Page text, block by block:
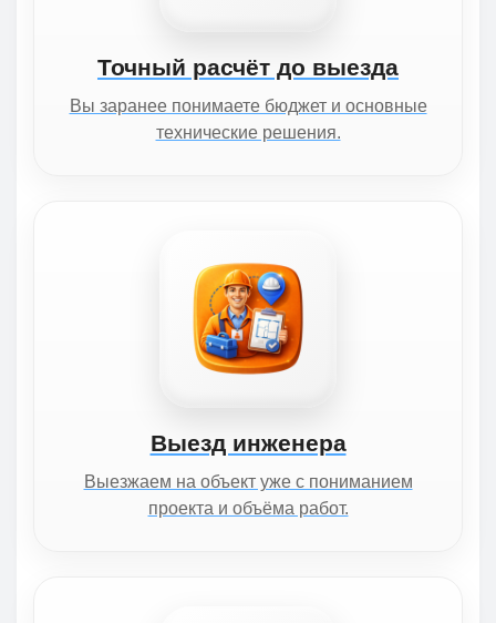
Точный расчёт до выезда
Вы заранее понимаете бюджет и основные
технические решения.
Выезд инженера
Выезжаем на объект уже с пониманием
проекта и объёма работ.